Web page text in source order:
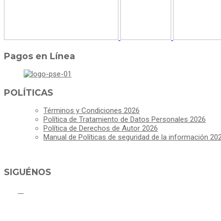
Pagos en Línea
POLÍTICAS
Términos y Condiciones 2026
Política de Tratamiento de Datos Personales 2026
Política de Derechos de Autor 2026
Manual de Políticas de seguridad de la información
SIGUÉNOS